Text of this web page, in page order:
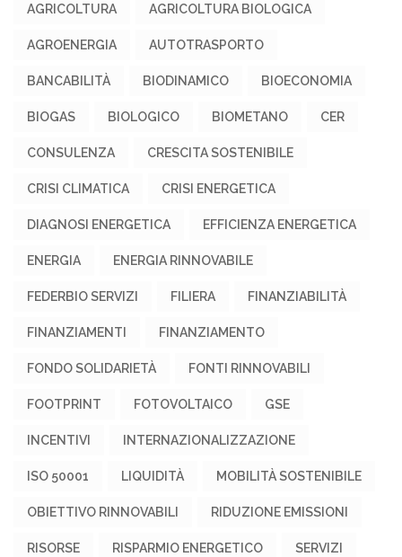
AGRICOLTURA AGRICOLTURA BIOLOGICA
AGROENERGIA AUTOTRASPORTO
BANCABILITÀ BIODINAMICO BIOECONOMIA
BIOGAS BIOLOGICO BIOMETANO CER
CONSULENZA CRESCITA SOSTENIBILE
CRISI CLIMATICA CRISI ENERGETICA
DIAGNOSI ENERGETICA EFFICIENZA ENERGETICA
ENERGIA ENERGIA RINNOVABILE
FEDERBIO SERVIZI FILIERA FINANZIABILITÀ
FINANZIAMENTI FINANZIAMENTO
FONDO SOLIDARIETÀ FONTI RINNOVABILI
FOOTPRINT FOTOVOLTAICO GSE
INCENTIVI INTERNAZIONALIZZAZIONE
ISO 50001 LIQUIDITÀ MOBILITÀ SOSTENIBILE
OBIETTIVO RINNOVABILI RIDUZIONE EMISSIONI
RISORSE RISPARMIO ENERGETICO SERVIZI